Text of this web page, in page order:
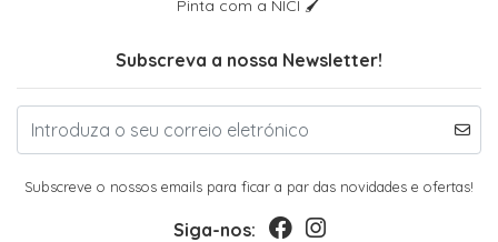
Pinta com a NICI 🖌
Subscreva a nossa Newsletter!
Subscreve o nossos emails para ficar a par das novidades e ofertas!
Siga-nos: